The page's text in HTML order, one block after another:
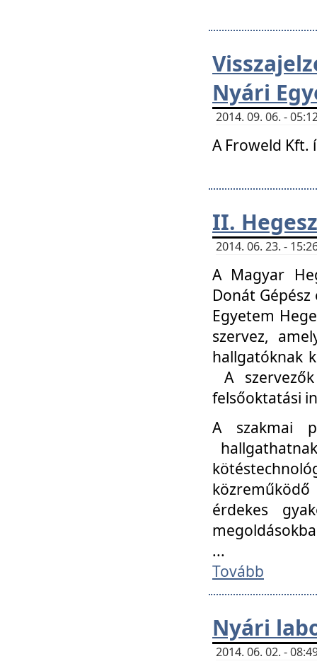
Nyári
2014. 09. 06. -
A Froweld
II.
2014. 06. 23. -
A Magyar
Donát
Egyetem
szervez,
hallgatóknak
A
felsőoktatási
A szakmai
érdekes
...
Tovább
Nyári
2014. 06. 02. -